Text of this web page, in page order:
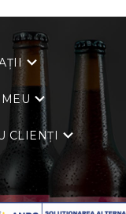
CLIENȚI